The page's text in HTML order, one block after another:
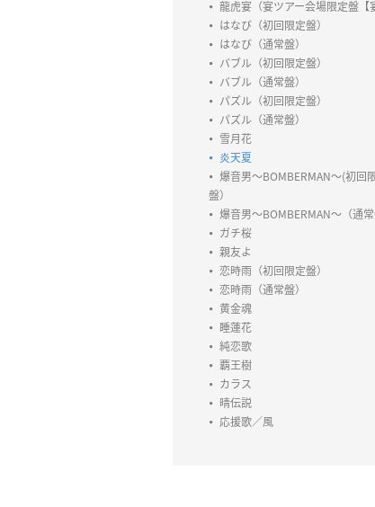
龍虎宴（宴ツアー会場限定盤【
はなび（初回限定盤）
はなび（通常盤）
バブル（初回限定盤）
バブル（通常盤）
パズル（初回限定盤）
パズル（通常盤）
雪月花
炎天夏
爆音男～BOMBERMAN～(初回
盤）
爆音男～BOMBERMAN～（通常
ガチ桜
親友よ
恋時雨（初回限定盤）
恋時雨（通常盤）
黄金魂
睡蓮花
純恋歌
覇王樹
カラス
晴伝説
応援歌／風